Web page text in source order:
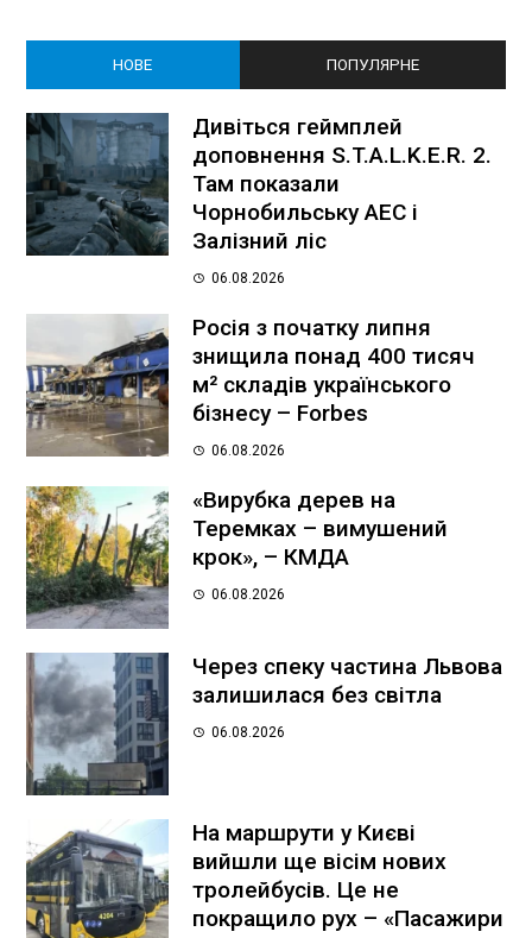
НОВЕ ПОПУЛЯРНЕ
Дивіться геймплей
доповнення S.T.A.L.K.E.R. 2.
Там показали
Чорнобильську АЕС і
Залізний ліс
06.08.2026
Росія з початку липня
знищила понад 400 тисяч
м² складів українського
бізнесу – Forbes
06.08.2026
«Вирубка дерев на
Теремках – вимушений
крок», – КМДА
06.08.2026
Через спеку частина Львова
залишилася без світла
06.08.2026
На маршрути у Києві
вийшли ще вісім нових
тролейбусів. Це не
покращило рух – «Пасажири